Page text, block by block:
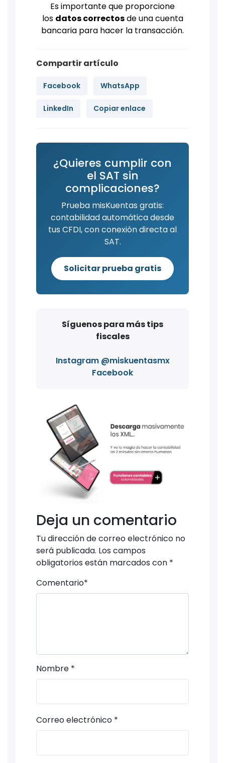
Es importante que proporcione
los datos correctosde una cuenta
bancaria para hacer la transacción.
Compartir artículo
Facebook WhatsApp
LinkedIn Copiar enlace
¿Quieres cumplir con
el SAT sin
complicaciones?
Prueba misKuentas gratis:
contabilidad automática desde
tus CFDI, con conexión directa al
SAT.
Solicitar prueba gratis
Síguenos para más tips
fiscales
Instagram @miskuentasmx
Facebook
Deja un comentario
Tu dirección de correo electrónico no
será publicada. Los campos
obligatorios están marcados con *
Comentario*
Nombre *
Correo electrónico *